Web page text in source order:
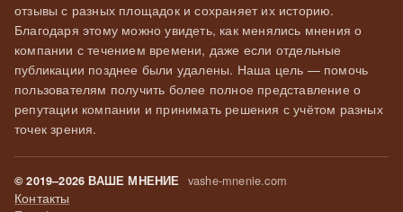
отзывы с разных площадок и сохраняет их историю.
Благодаря этому можно увидеть, как менялись мнения о
компании с течением времени, даже если отдельные
публикации позднее были удалены. Наша цель — помочь
пользователям получить более полное представление о
репутации компании и принимать решения с учётом разных
точек зрения.
© 2019–2026 ВАШЕ МНЕНИЕ vashe-mnenie.com
Контакты